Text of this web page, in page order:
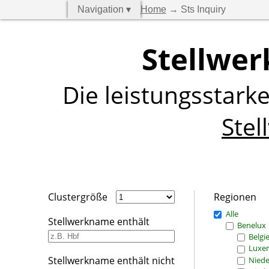
Navigation ▾ Home→ Sts Inquiry
Die
Clustergröße
Stellwerkname enthält
Stellwerkname enthält nicht
Regionen
Alle
Benelux